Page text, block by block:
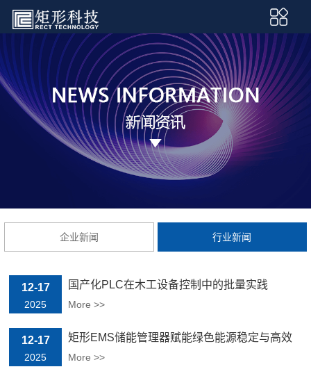
企业新闻 行业新闻
12-17
2025
国产化PLC在木工设备控制中的批量实践
More >>
12-17
2025
矩形EMS储能管理器赋能绿色能源稳定与高效
More >>